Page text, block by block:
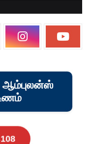
ஆம்புலன்ஸ்